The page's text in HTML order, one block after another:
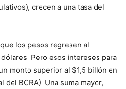
crecen a una tasa del
los pesos regresen al
Pero esos intereses para
monto superior al $1,5 billón en
BCRA). Una suma mayor,